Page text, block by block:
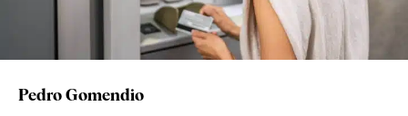
Pedro Gomendio